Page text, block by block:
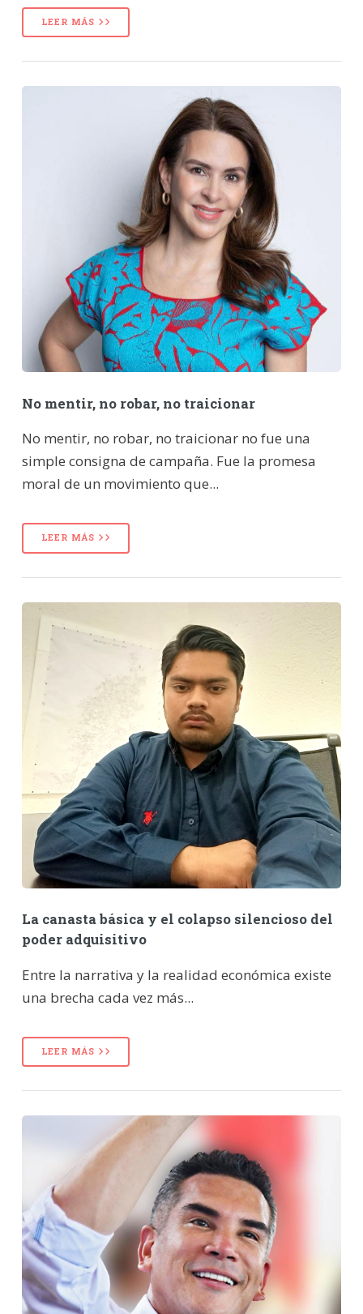
LEER MÁS
No mentir, no robar, no traicionar
No mentir, no robar, no traicionar no fue una
simple consigna de campaña. Fue la promesa
moral de un movimiento que...
LEER MÁS
La canasta básica y el colapso silencioso del
poder adquisitivo
Entre la narrativa y la realidad económica existe
una brecha cada vez más...
LEER MÁS